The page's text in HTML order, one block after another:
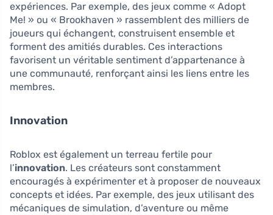
expériences. Par exemple, des jeux comme « Adopt
Me! » ou « Brookhaven » rassemblent des milliers de
joueurs qui échangent, construisent ensemble et
forment des amitiés durables. Ces interactions
favorisent un véritable sentiment d’appartenance à
une communauté, renforçant ainsi les liens entre les
membres.
Innovation
Roblox est également un terreau fertile pour
l’innovation. Les créateurs sont constamment
encouragés à expérimenter et à proposer de nouveaux
concepts et idées. Par exemple, des jeux utilisant des
mécaniques de simulation, d’aventure ou même